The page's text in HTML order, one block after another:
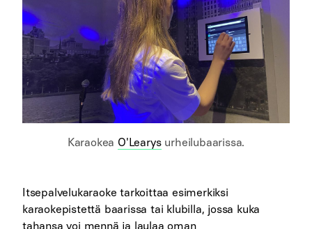
Karaokea O'Learysurheilubaarissa.
Itsepalvelukaraoke tarkoittaa esimerkiksi
karaokepistettä baarissa tai klubilla, jossa kuka
tahansa voi mennä ja laulaa oman